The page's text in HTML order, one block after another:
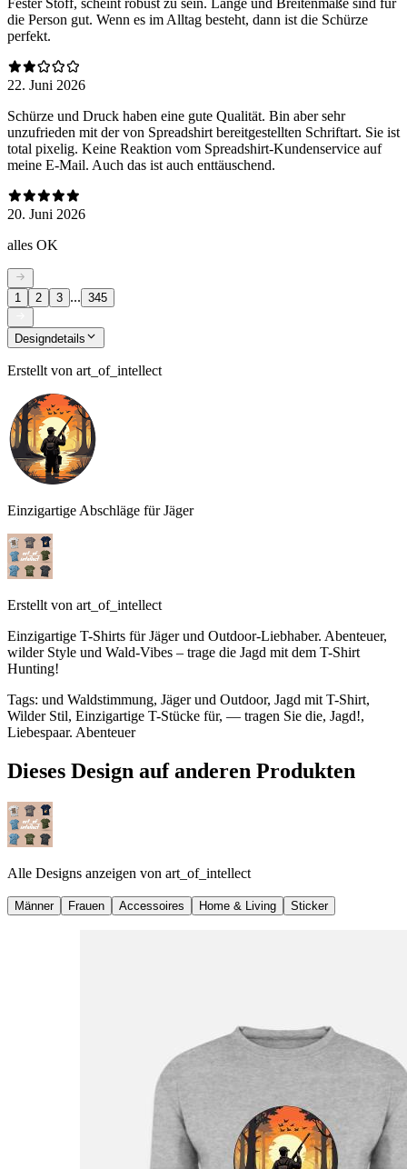
die Person gut. Wenn es im Alltag besteht, dann ist die Schürze
perfekt.
22. Juni 2026
Schürze und Druck haben eine gute Qualität. Bin aber sehr
unzufrieden mit der von Spreadshirt bereitgestellten Schriftart. Sie ist
total pixelig. Keine Reaktion vom Spreadshirt-Kundenservice auf
meine E-Mail. Auch das ist auch enttäuschend.
20. Juni 2026
alles OK
1 2 3 ... 345
Designdetails
Erstellt von art_of_intellect
Einzigartige Abschläge für Jäger
Erstellt von art_of_intellect
Einzigartige T-Shirts für Jäger und Outdoor-Liebhaber. Abenteuer,
wilder Style und Wald-Vibes – trage die Jagd mit dem T-Shirt
Hunting!
Tags: und Waldstimmung, Jäger und Outdoor, Jagd mit T-Shirt,
Wilder Stil, Einzigartige T-Stücke für, — tragen Sie die, Jagd!,
Liebespaar. Abenteuer
Dieses Design auf anderen Produkten
Alle Designs anzeigen von art_of_intellect
Männer Frauen Accessoires Home & Living Sticker